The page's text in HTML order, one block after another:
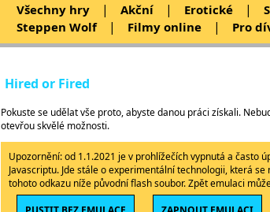
Všechny hry | Akční | Erotické |
Steppen Wolf | Filmy online | Pro
Hired or Fired
Pokuste se udělat vše proto, abyste danou práci získali.
otevřou skvělé možnosti.
Upozornění: od 1.1.2021 je v prohlížečích vypnutá a často
Javascriptu. Jde stále o experimentální technologii, která
tohoto odkazu níže původní flash soubor. Zpět emulaci